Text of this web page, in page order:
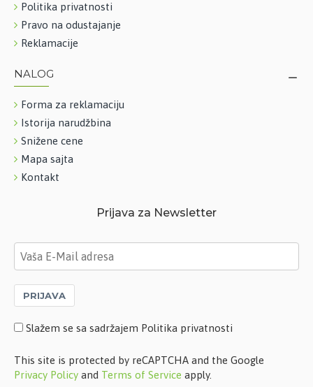
Politika privatnosti
Pravo na odustajanje
Reklamacije
NALOG
Forma za reklamaciju
Istorija narudžbina
Snižene cene
Mapa sajta
Kontakt
Prijava za Newsletter
PRIJAVA
Slažem se sa sadržajem Politika privatnosti
This site is protected by reCAPTCHA and the Google
Privacy Policy and Terms of Service apply.